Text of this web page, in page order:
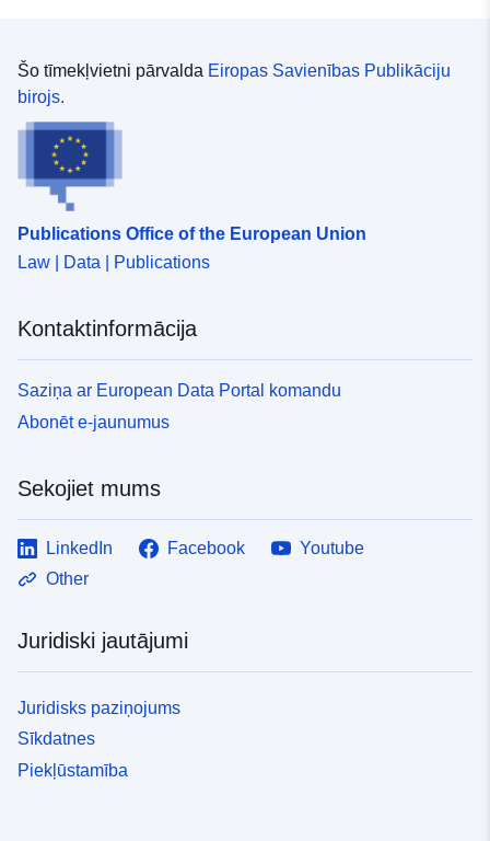
Šo tīmekļvietni pārvalda Eiropas Savienības Publikāciju
birojs.
Publications Office of the European Union
Law | Data | Publications
Kontaktinformācija
Saziņa ar European Data Portal komandu
Abonēt e-jaunumus
Sekojiet mums
LinkedIn Facebook
Youtube
Other
Juridiski jautājumi
Juridisks paziņojums
Sīkdatnes
Piekļūstamība